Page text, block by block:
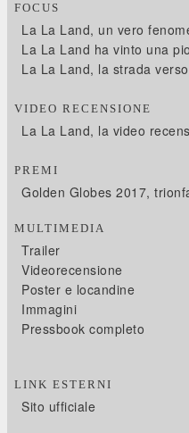
FOCUS
La La Land, un vero
La La Land ha vinto una
La La Land, la strada
VIDEO RECENSIONE
La La Land, la video
PREMI
Golden Globes 2017,
MULTIMEDIA
Trailer
Videorecensione
Poster e locandine
Immagini
Pressbook completo
LINK ESTERNI
Sito ufficiale